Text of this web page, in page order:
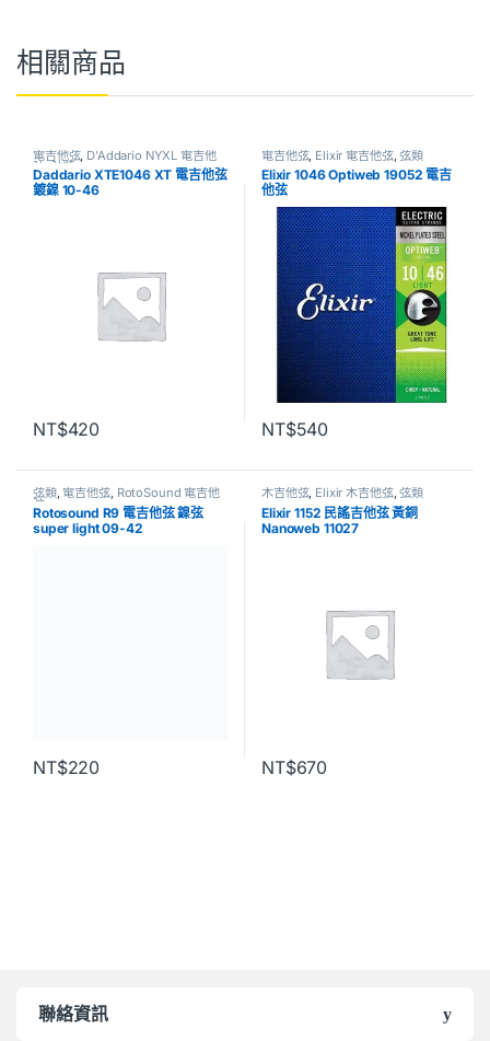
相關商品
電吉他弦, D'Addario NYXL 電吉他
弦 , 弦類
Daddario XTE1046 XT 電吉他弦
鍍鎳 10-46
NT$420
電吉他弦, Elixir 電吉他弦,弦類
Elixir 1046 Optiweb 19052 電吉
他弦
NT$540
弦類, 電吉他弦, RotoSound 電吉他
弦
Rotosound R9 電吉他弦 鎳弦
super light 09-42
NT$220
木吉他弦, Elixir 木吉他弦,弦類
Elixir 1152 民謠吉他弦 黃銅
Nanoweb 11027
NT$670
聯絡資訊